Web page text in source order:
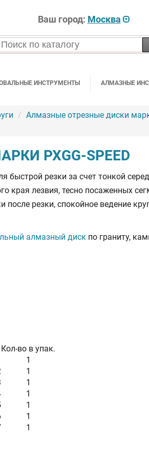
Ваш город: Москва
ИНСТРУМЕНТЫ АЛМАЗНЫЕ
Алмазные отрезные диски
PXGG-SPEED
быстрой резки за счет тонкой
края лезвия, тесно посаженных
резки, спокойное ведение
алмазный диск по граниту,
Кол-во в упак.
1
1
1
1
1
1
1